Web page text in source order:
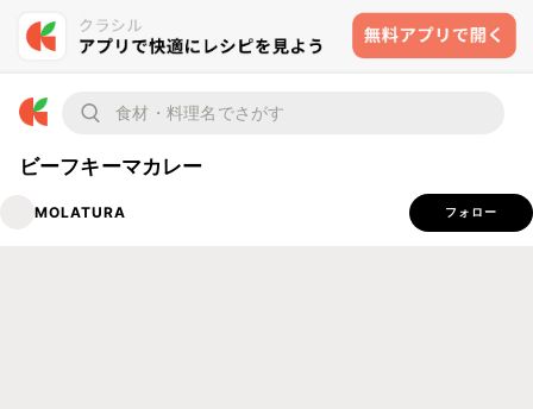
ビーフキーマカレー
MOLATURA フォロー